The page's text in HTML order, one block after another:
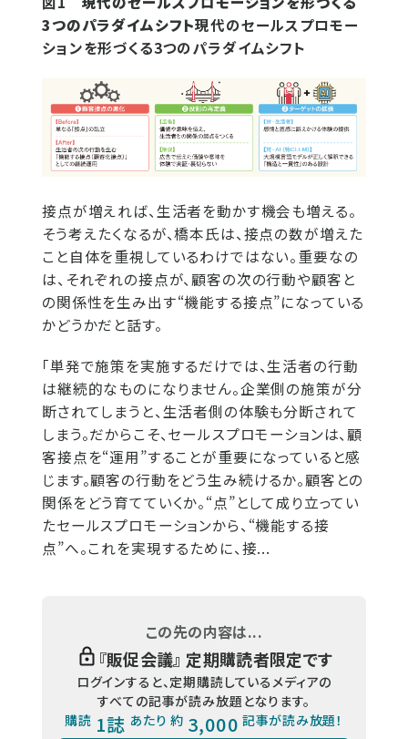
3つのパラダイムシフト現代のセールスプロモー
ションを形づくる3つのパラダイムシフト
接点が増えれば、生活者を動かす機会も増える。
そう考えたくなるが、橋本氏は、接点の数が増えた
こと自体を重視しているわけではない。重要なの
は、それぞれの接点が、顧客の次の行動や顧客と
の関係性を生み出す“機能する接点”になっている
かどうかだと話す。
「単発で施策を実施するだけでは、生活者の行動
は継続的なものになりません。企業側の施策が分
断されてしまうと、生活者側の体験も分断されて
しまう。だからこそ、セールスプロモーションは、顧
客接点を“運用”することが重要になっていると感
じます。顧客の行動をどう生み続けるか。顧客との
関係をどう育てていくか。“点”として成り立ってい
たセールスプロモーションから、“機能する接
点”へ。これを実現するために、接...
この先の内容は...
『販促会議』 定期購読者限定です
ログインすると、定期購読しているメディアの
すべての記事が読み放題となります。
購読 1誌 あたり 約 3,000 記事が読み放題！